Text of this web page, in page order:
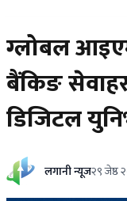
ग्लोबल
बैंकिङ
डिजिटल
लगानी न्यूज२९ जेष्ठ